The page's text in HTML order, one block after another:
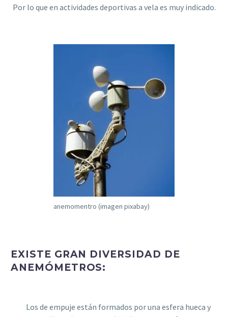
Por lo que en actividades deportivas a vela es muy indicado.
anemomentro (imagen pixabay)
EXISTE GRAN DIVERSIDAD DE
ANEMÓMETROS:
Los de empuje están formados por una esfera hueca y